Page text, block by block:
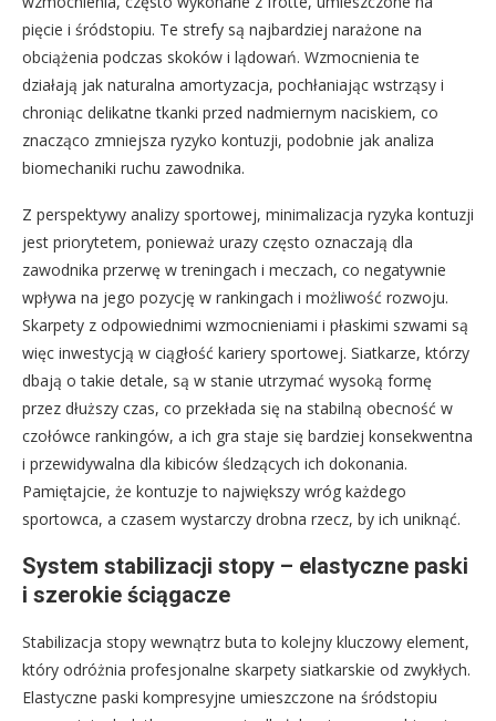
pięcie i śródstopiu. Te strefy są najbardziej narażone na
obciążenia podczas skoków i lądowań. Wzmocnienia te
działają jak naturalna amortyzacja, pochłaniając wstrząsy i
chroniąc delikatne tkanki przed nadmiernym naciskiem, co
znacząco zmniejsza ryzyko kontuzji, podobnie jak analiza
biomechaniki ruchu zawodnika.
Z perspektywy analizy sportowej, minimalizacja ryzyka kontuzji
jest priorytetem, ponieważ urazy często oznaczają dla
zawodnika przerwę w treningach i meczach, co negatywnie
wpływa na jego pozycję w rankingach i możliwość rozwoju.
Skarpety z odpowiednimi wzmocnieniami i płaskimi szwami są
więc inwestycją w ciągłość kariery sportowej. Siatkarze, którzy
dbają o takie detale, są w stanie utrzymać wysoką formę
przez dłuższy czas, co przekłada się na stabilną obecność w
czołówce rankingów, a ich gra staje się bardziej konsekwentna
i przewidywalna dla kibiców śledzących ich dokonania.
Pamiętajcie, że kontuzje to największy wróg każdego
sportowca, a czasem wystarczy drobna rzecz, by ich uniknąć.
System stabilizacji stopy – elastyczne paski
i szerokie ściągacze
Stabilizacja stopy wewnątrz buta to kolejny kluczowy element,
który odróżnia profesjonalne skarpety siatkarskie od zwykłych.
Elastyczne paski kompresyjne umieszczone na śródstopiu